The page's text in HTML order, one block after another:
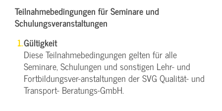
Teilnahmebedingungen für Seminare und
Schulungsveranstaltungen
Gültigkeit
Diese Teilnahmebedingungen gelten für alle
Seminare, Schulungen und sonstigen Lehr- und
Fortbildungsver-anstaltungen der SVG Qualität- und
Transport- Beratungs-GmbH.